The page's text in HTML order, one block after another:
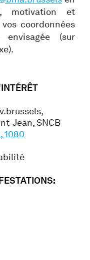
motivation et
coordonnées
(sur
Jean, SNCB
1080